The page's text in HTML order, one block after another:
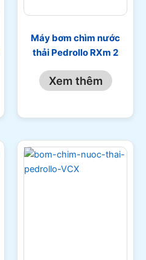
Máy bơm chìm nước
thải Pedrollo RXm 2
Xem thêm